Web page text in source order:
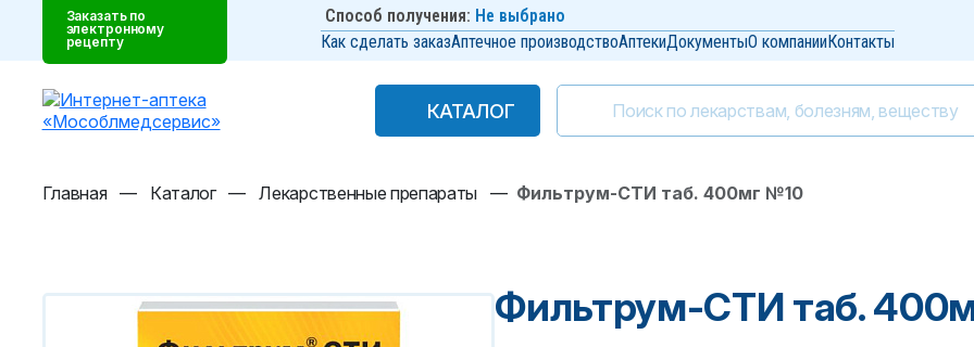
Заказать по
электронному
рецепту
Способ получения: Не выбрано
Как сделать заказАптечное производствоАптекиДокументыО компанииКонтакты
КАТАЛОГ
КАТАЛОГ
Главная — Каталог — Лекарственные препараты — Фильтрум-СТИ таб. 400мг №10
Фильтрум-СТИ таб.